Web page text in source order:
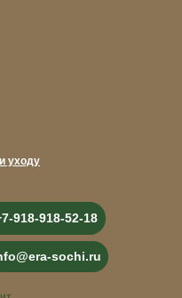
sochi.ru
918-918-52-18
уходу